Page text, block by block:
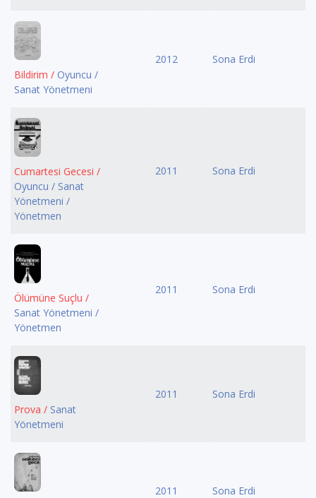
Bildirim / Oyuncu /
Sanat Yönetmeni
2012 Sona Erdi
Cumartesi Gecesi /
Oyuncu / Sanat
Yönetmeni /
Yönetmen
2011 Sona Erdi
Ölümüne Suçlu /
Sanat Yönetmeni /
Yönetmen
2011 Sona Erdi
Prova / Sanat
Yönetmeni
2011 Sona Erdi
2011 Sona Erdi